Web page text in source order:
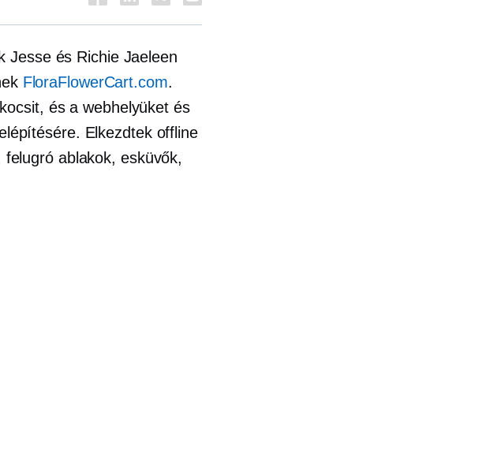
Jesse és Richie Jaeleen
FloraFlowerCart.com.
és a webhelyüket és
Elkezdtek offline
felugró ablakok, esküvők,